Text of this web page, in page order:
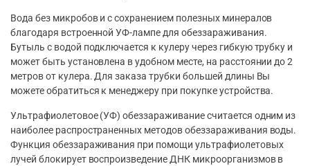
Вода без микробов и с сохранением полезных минералов
благодаря встроенной УФ-лампе для обеззараживания.
Бутыль с водой подключается к кулеру через гибкую трубку и
может быть установлена в удобном месте, на расстоянии до 2
метров от кулера. Для заказа трубки большей длины Вы
можете обратиться к менеджеру при покупке устройства.
Ультрафиолетовое (УФ) обеззараживание считается одним из
наиболее распространенных методов обеззараживания воды.
Функция обеззараживания при помощи ультрафиолетовых
лучей блокирует воспроизведение ДНК микроорганизмов в